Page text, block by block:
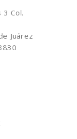
Col.
Juárez